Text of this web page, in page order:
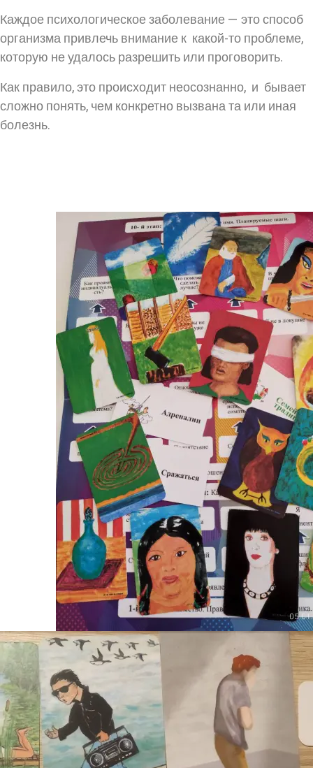
Каждое психологическое заболевание — это способ
организма привлечь внимание к какой-то проблеме,
которую не удалось разрешить или проговорить.
Как правило, это происходит неосознанно, и бывает
сложно понять, чем конкретно вызвана та или иная
болезнь.